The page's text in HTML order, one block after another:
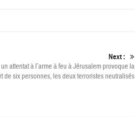
Next :
attentat à l’arme à feu à Jérusalem provoque la
de six personnes, les deux terroristes neutralisés